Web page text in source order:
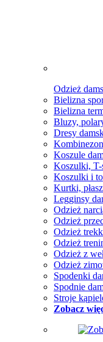
Odzież
Bielizna
Bielizna
Bluzy,
Dresy
Koszule
Koszulki,
Koszulki i
Kurtki,
Legginsy
Odzież
Odzież
Odzież
Odzież
Odzież z
Odzież
Spodenki
Spodnie
Stroje
Zobacz